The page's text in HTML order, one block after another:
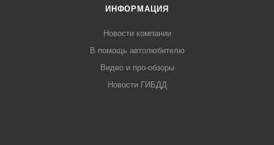
ИНФОРМАЦИЯ
Новости компании
В помощь автолюбителю
Видео и про-обзоры
Новости ГИБДД